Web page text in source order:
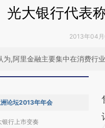
光大银行代表
2013年04月
为,阿里金融主要集中在消费行
论坛2013年年会
银行上市变奏